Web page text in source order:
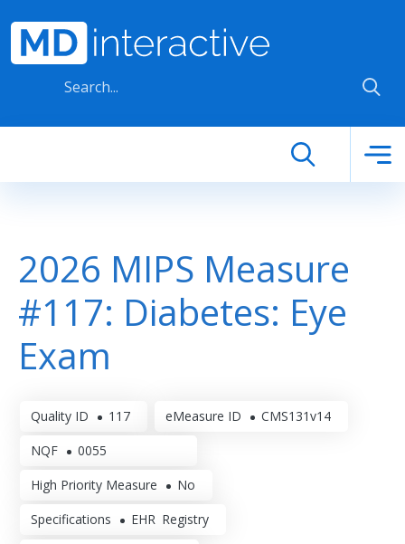
2026 MIPS Measure
#117: Diabetes: Eye
Exam
Quality ID 117 eMeasure ID CMS131v14
NQF 0055
High Priority Measure No
Specifications EHR Registry